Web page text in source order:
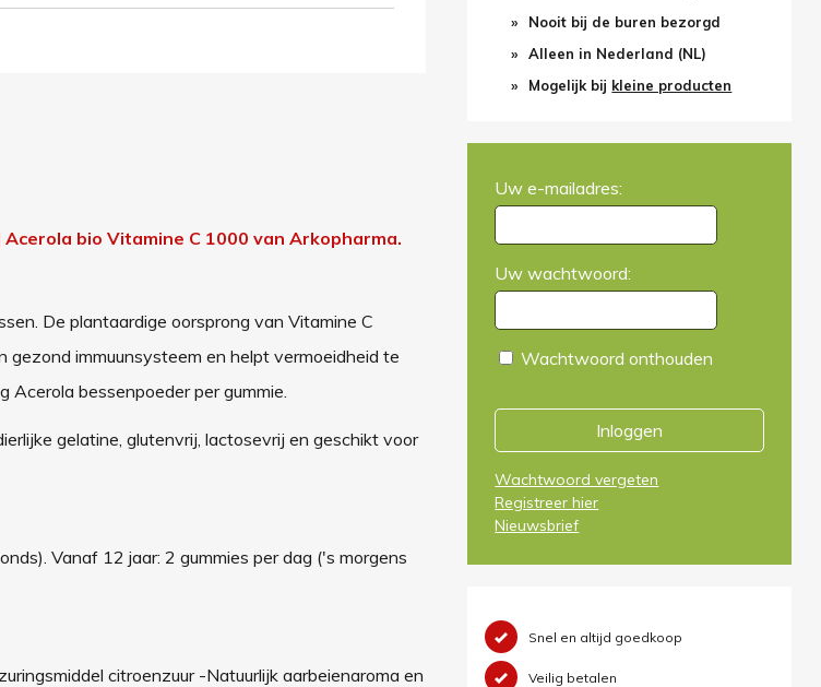
bio Vitamine C 1000 van Arkopharma.
De plantaardige oorsprong van Vitamine C
immuunsysteem en helpt vermoeidheid te
bessenpoeder per gummie.
gelatine, glutenvrij, lactosevrij en geschikt voor
Vanaf 12 jaar: 2 gummies per dag ('s morgens
citroenzuur -Natuurlijk aarbeienaroma en
Nooit bij de buren bezorgd
Alleen in Nederland (NL)
Mogelijk bij kleine producten
Uw e-mailadres:
Uw wachtwoord:
Wachtwoord onthouden
Inloggen
Wachtwoord vergeten
Registreer hier
Nieuwsbrief
Snel en altijd goedkoop
Veilig betalen